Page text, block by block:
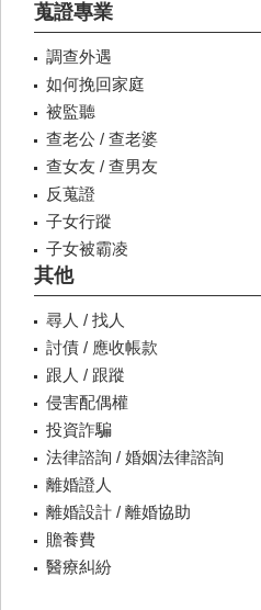
蒐證專業
調查外遇
如何挽回家庭
被監聽
查老公 / 查老婆
查女友 / 查男友
反蒐證
子女行蹤
子女被霸凌
其他
尋人 / 找人
討債 / 應收帳款
跟人 / 跟蹤
侵害配偶權
投資詐騙
法律諮詢 / 婚姻法律諮詢
離婚證人
離婚設計 / 離婚協助
贍養費
醫療糾紛